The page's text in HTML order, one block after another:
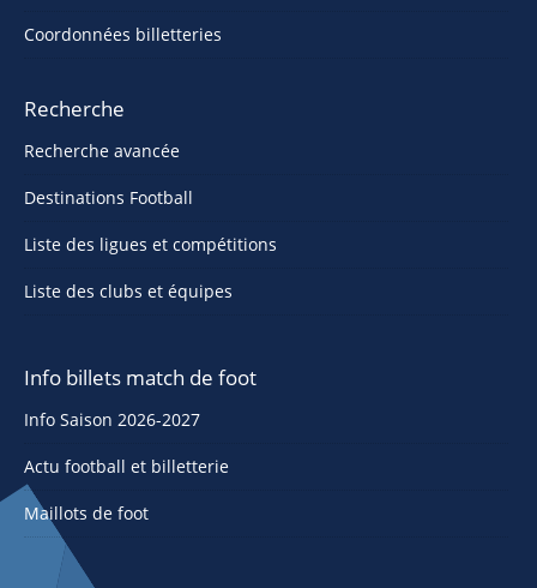
Coordonnées billetteries
Recherche
Recherche avancée
Destinations Football
Liste des ligues et compétitions
Liste des clubs et équipes
Info billets match de foot
Info Saison 2026-2027
Actu football et billetterie
Maillots de foot